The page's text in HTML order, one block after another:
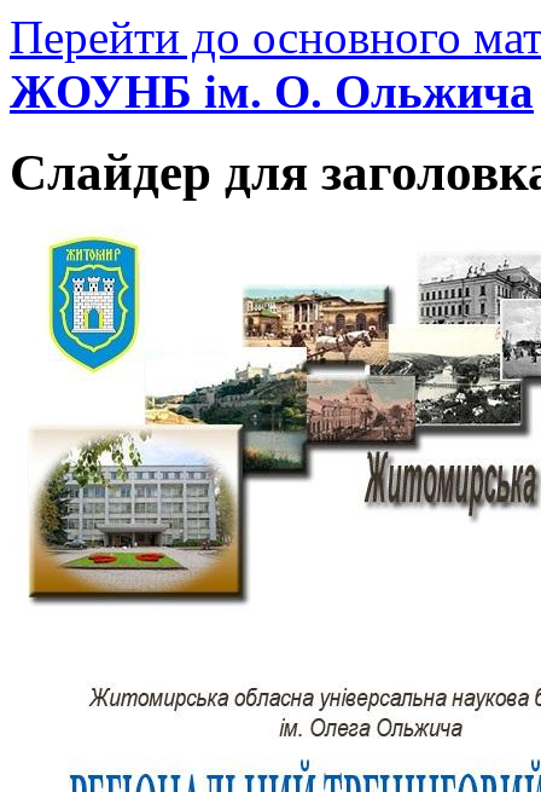
Перейти до основного
ЖОУНБ ім. О. Ольжича
Слайдер для